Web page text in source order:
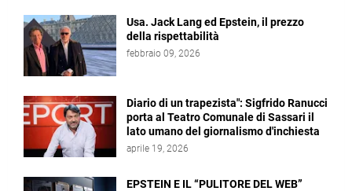
Usa. Jack Lang ed Epstein, il prezzo
della rispettabilità
febbraio 09, 2026
Diario di un trapezista": Sigfrido Ranucci
porta al Teatro Comunale di Sassari il
lato umano del giornalismo d'inchiesta
aprile 19, 2026
EPSTEIN E IL “PULITORE DEL WEB”